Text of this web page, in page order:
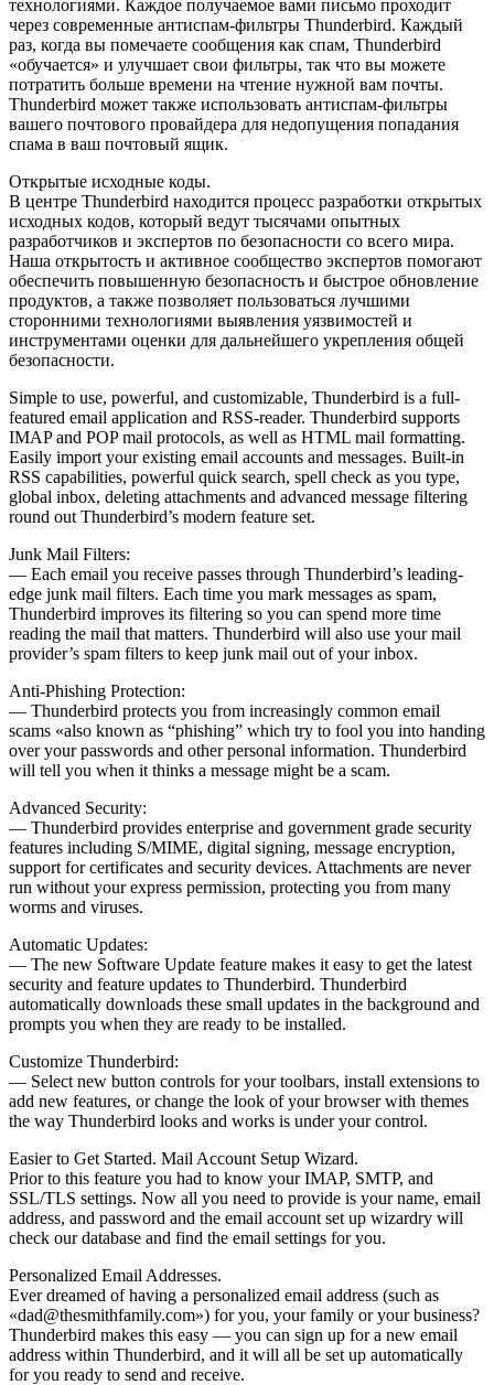
технологиями. Каждое получаемое вами письмо проходит
через современные антиспам-фильтры Thunderbird. Каждый
раз, когда вы помечаете сообщения как спам, Thunderbird
«обучается» и улучшает свои фильтры, так что вы можете
потратить больше времени на чтение нужной вам почты.
Thunderbird может также использовать антиспам-фильтры
вашего почтового провайдера для недопущения попадания
спама в ваш почтовый ящик.
Открытые исходные коды.
В центре Thunderbird находится процесс разработки открытых
исходных кодов, который ведут тысячами опытных
разработчиков и экспертов по безопасности со всего мира.
Наша открытость и активное сообщество экспертов помогают
обеспечить повышенную безопасность и быстрое обновление
продуктов, а также позволяет пользоваться лучшими
сторонними технологиями выявления уязвимостей и
инструментами оценки для дальнейшего укрепления общей
безопасности.
Simple to use, powerful, and customizable, Thunderbird is a full-
featured email application and RSS-reader. Thunderbird supports
IMAP and POP mail protocols, as well as HTML mail formatting.
Easily import your existing email accounts and messages. Built-in
RSS capabilities, powerful quick search, spell check as you type,
global inbox, deleting attachments and advanced message filtering
round out Thunderbird’s modern feature set.
Junk Mail Filters:
— Each email you receive passes through Thunderbird’s leading-
edge junk mail filters. Each time you mark messages as spam,
Thunderbird improves its filtering so you can spend more time
reading the mail that matters. Thunderbird will also use your mail
provider’s spam filters to keep junk mail out of your inbox.
Anti-Phishing Protection:
— Thunderbird protects you from increasingly common email
scams «also known as “phishing” which try to fool you into handing
over your passwords and other personal information. Thunderbird
will tell you when it thinks a message might be a scam.
Advanced Security:
— Thunderbird provides enterprise and government grade security
features including S/MIME, digital signing, message encryption,
support for certificates and security devices. Attachments are never
run without your express permission, protecting you from many
worms and viruses.
Automatic Updates:
— The new Software Update feature makes it easy to get the latest
security and feature updates to Thunderbird. Thunderbird
automatically downloads these small updates in the background and
prompts you when they are ready to be installed.
Customize Thunderbird:
— Select new button controls for your toolbars, install extensions to
add new features, or change the look of your browser with themes
the way Thunderbird looks and works is under your control.
Easier to Get Started. Mail Account Setup Wizard.
Prior to this feature you had to know your IMAP, SMTP, and
SSL/TLS settings. Now all you need to provide is your name, email
address, and password and the email account set up wizardry will
check our database and find the email settings for you.
Personalized Email Addresses.
Ever dreamed of having a personalized email address (such as
«dad@thesmithfamily.com») for you, your family or your business?
Thunderbird makes this easy — you can sign up for a new email
address within Thunderbird, and it will all be set up automatically
for you ready to send and receive.